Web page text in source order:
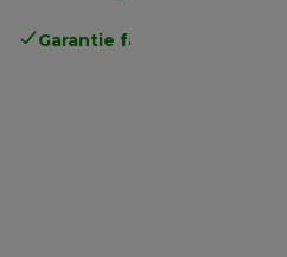
Garantie fabricant complète